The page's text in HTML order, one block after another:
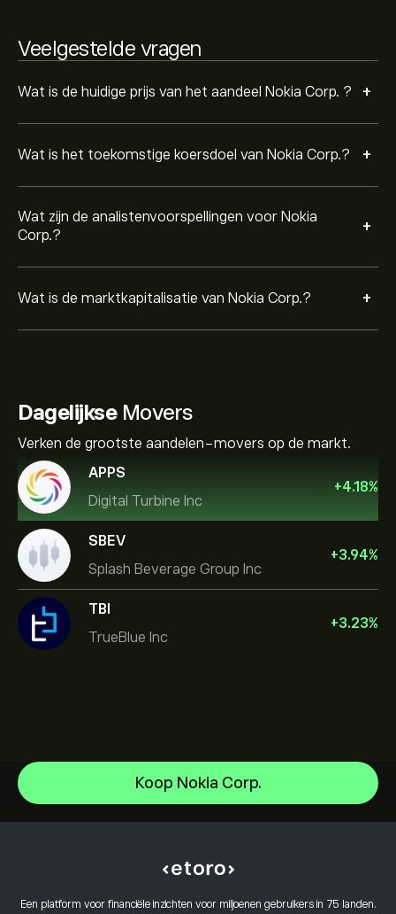
Veelgestelde vragen
Wat is de huidige prijs van het aandeel Nokia Corp. ? +
Wat is het toekomstige koersdoel van Nokia Corp.? +
Wat zijn de analistenvoorspellingen voor Nokia
Corp.?
+
Wat is de marktkapitalisatie van Nokia Corp.? +
DagelijkseMovers
Verken de grootste aandelen-movers op de markt.
APPS
Digital Turbine Inc
+4.18%
SBEV
Splash Beverage Group Inc
+3.94%
TBI
TrueBlue Inc
+3.23%
Koop Nokia Corp.
Een platform voor financiële inzichten voor miljoenen gebruikers in 75 landen.
NVIDIA Corporation
Amazon.com Inc
Alphabet
Verantwoord handelen
Wat is hefboomwerking en marge